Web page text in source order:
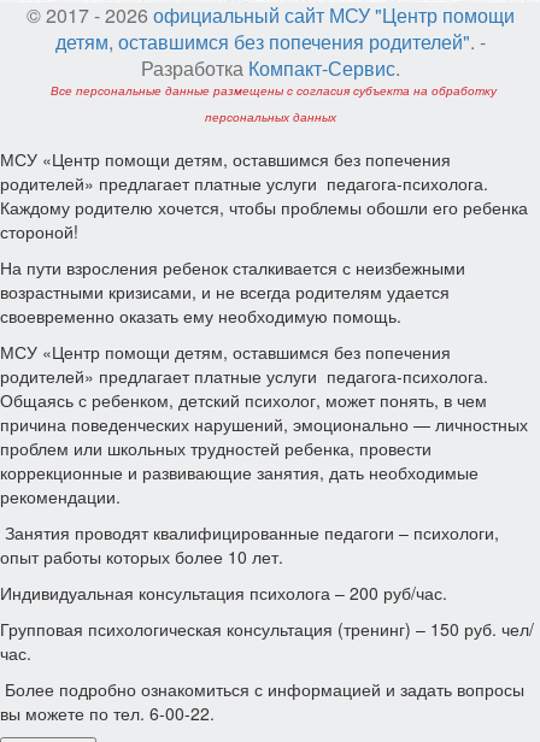
© 2017 - 2026 официальный сайт МСУ "Центр помощи
детям, оставшимся без попечения родителей". -
Разработка Компакт-Сервис.
Все персональные данные размещены с согласия субъекта на обработку
персональных данных
МСУ «Центр помощи детям, оставшимся без попечения
родителей» предлагает платные услуги педагога-психолога.
Каждому родителю хочется, чтобы проблемы обошли его ребенка
стороной!
На пути взросления ребенок сталкивается с неизбежными
возрастными кризисами, и не всегда родителям удается
своевременно оказать ему необходимую помощь.
МСУ «Центр помощи детям, оставшимся без попечения
родителей» предлагает платные услуги педагога-психолога.
Общаясь с ребенком, детский психолог, может понять, в чем
причина поведенческих нарушений, эмоционально — личностных
проблем или школьных трудностей ребенка, провести
коррекционные и развивающие занятия, дать необходимые
рекомендации.
Занятия проводят квалифицированные педагоги – психологи,
опыт работы которых более 10 лет.
Индивидуальная консультация психолога – 200 руб/час.
Групповая психологическая консультация (тренинг) – 150 руб. чел/
час.
Более подробно ознакомиться с информацией и задать вопросы
вы можете по тел. 6-00-22.